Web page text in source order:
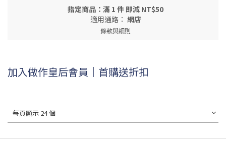
指定商品：滿 1 件 即減 NT$50
適用通路： 網店
條款與細則
加入做作皇后會員｜首購送折扣
每頁顯示 24 個